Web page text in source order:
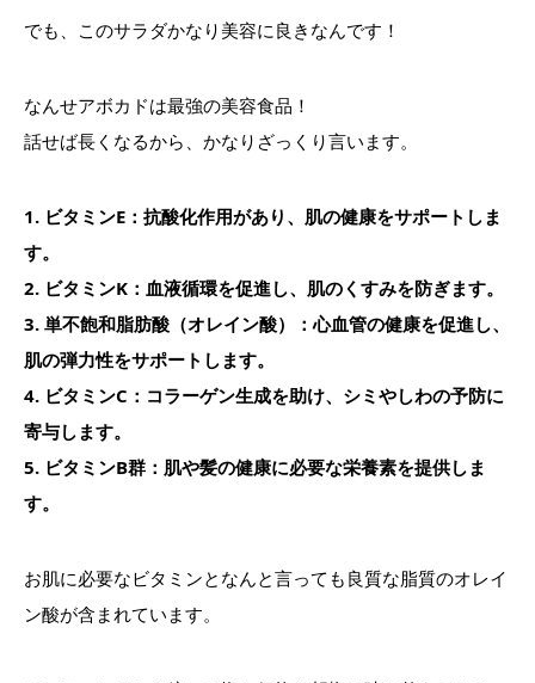
でも、このサラダかなり美容に良きなんです！
なんせアボカドは最強の美容食品！
話せば長くなるから、かなりざっくり言います。
1. ビタミンE：抗酸化作用があり、肌の健康をサポートしま
す。
2. ビタミンK：血液循環を促進し、肌のくすみを防ぎます。
3. 単不飽和脂肪酸（オレイン酸）：心血管の健康を促進し、
肌の弾力性をサポートします。
4. ビタミンC：コラーゲン生成を助け、シミやしわの予防に
寄与します。
5. ビタミンB群：肌や髪の健康に必要な栄養素を提供しま
す。
お肌に必要なビタミンとなんと言っても良質な脂質のオレイ
ン酸が含まれています。